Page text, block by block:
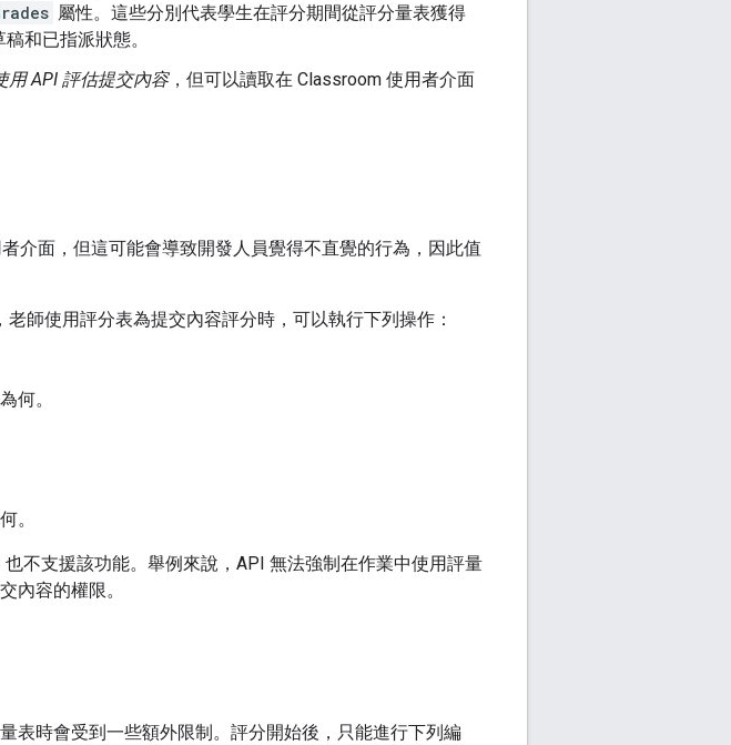
屬性。這些分別代表學生在評分期間從評分量表獲得
和已指派狀態。
用 API 評估提交內容，但可以讀取在 Classroom 使用者介面
介面，但這可能會導致開發人員覺得不直覺的行為，因此值
師使用評分表為提交內容評分時，可以執行下列操作：
何。
。
不支援該功能。舉例來說，API 無法強制在作業中使用評量
內容的權限。
表時會受到一些額外限制。評分開始後，只能進行下列編